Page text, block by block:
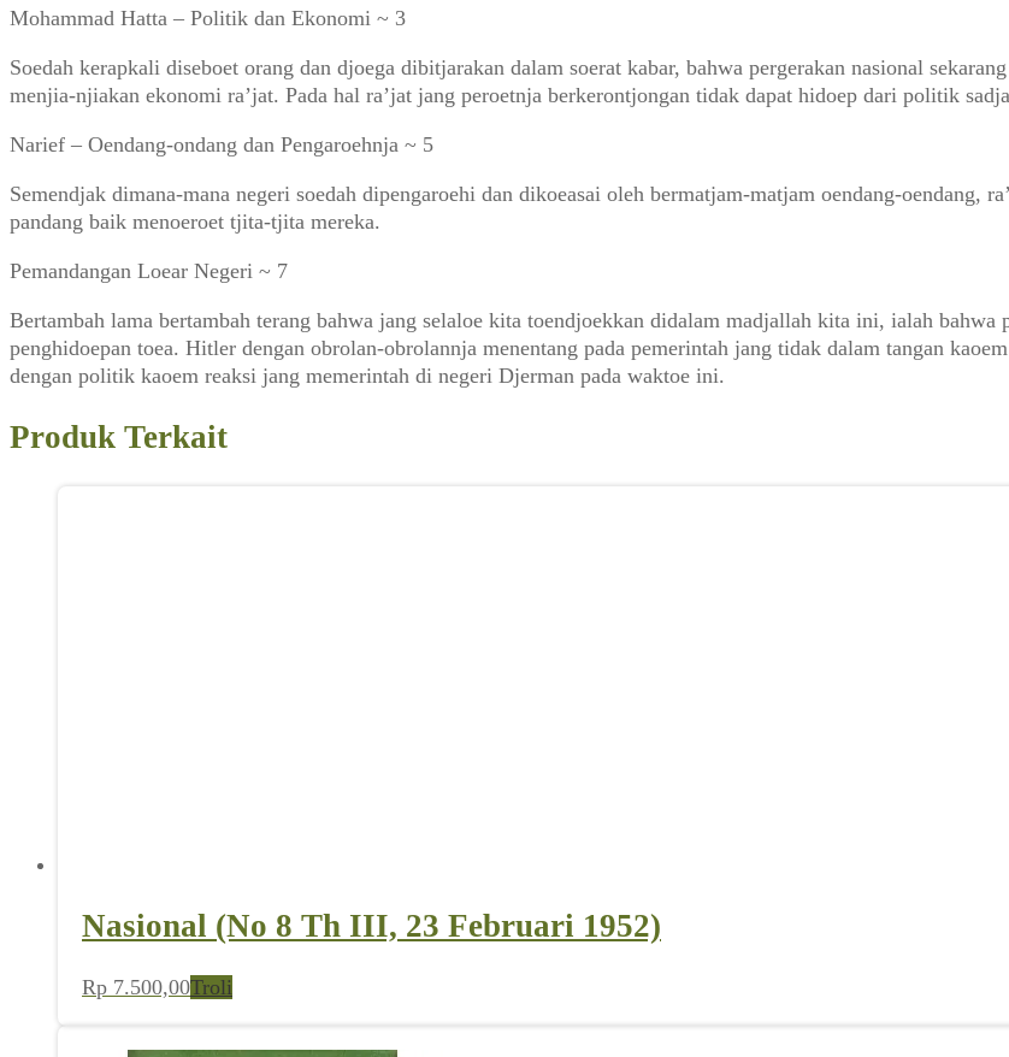
Mohammad Hatta – Politik dan Ekonomi ~ 3
Soedah kerapkali diseboet orang dan djoega dibitjarakan dalam soerat kabar, bahwa pergerakan nasional
menjia-njiakan ekonomi ra’jat. Pada hal ra’jat jang peroetnja berkerontjongan tidak dapat hidoep dari politik
Narief – Oendang-ondang dan Pengaroehnja ~ 5
Semendjak dimana-mana negeri soedah dipengaroehi dan dikoeasai oleh bermatjam-matjam oendang-oendang,
pandang baik menoeroet tjita-tjita mereka.
Pemandangan Loear Negeri ~ 7
Bertambah lama bertambah terang bahwa jang selaloe kita toendjoekkan didalam madjallah kita ini, ialah bahwa
penghidoepan toea. Hitler dengan obrolan-obrolannja menentang pada pemerintah jang tidak dalam tangan
dengan politik kaoem reaksi jang memerintah di negeri Djerman pada waktoe ini.
Produk Terkait
Nasional (No 8 Th III, 23 Februari 1952)
Rp 7.500,00Troli